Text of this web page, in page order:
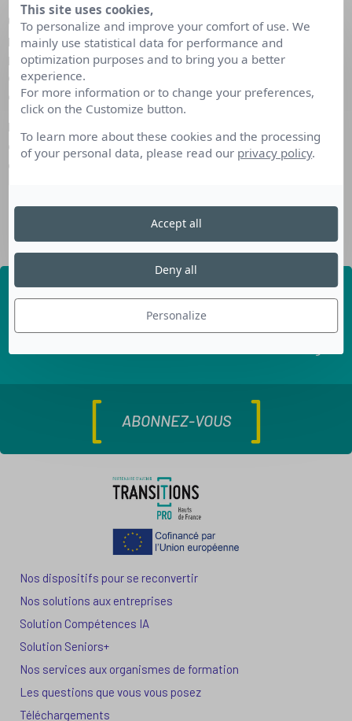
Ce nouveau dispositif offre aux salariés du secteur privé,
possédant un Compte Professionnel de Prévention (C2P), la
possibilité d’utiliser leurs points pour financer un bilan de
compétences, une Validation des Acquis de l’Expérience,
ou une formation certifiante avec maintien du salaire.
L’objectif est de préserver son capital santé pour une
carrière durable jusqu’à la retraite, en évitant les risques
d’usure professionnelle.
EN SAVOIR +
Recevez nos dernières
informations
ABONNEZ-VOUS
Nos dispositifs pour se reconvertir
Nos solutions aux entreprises
Solution Compétences IA
Solution Seniors+
Nos services aux organismes de formation
Les questions que vous vous posez
Téléchargements
This site uses cookies,
To personalize and improve your comfort of use. We
mainly use statistical data for performance and
optimization purposes and to bring you a better
experience.
For more information or to change your preferences,
click on the Customize button.
To learn more about these cookies and the processing
of your personal data, please read our privacy policy.
Personalize
Deny all
Accept all